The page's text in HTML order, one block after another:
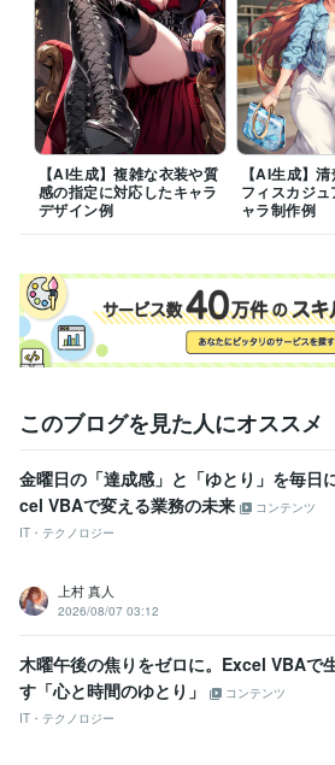
資格・検定
情報処理技術者（応用情報技術者） 取得年
G検定（ジェネラリスト検定） 取得年 :
情報セキュリティマネジメント 取得年 :
プログラミング言語・フレームワーク
VBA:14年C:10年
ビジネス・クリエイティブツール
Excel:13年
その他ツール
NovelAI:0年
得意分野
IT相談・システム開発 VBA・RPA・Excel
イラスト作成・漫画制作 AIイラスト キャ
個人 エンタメ・ホビー ゲーム 出版・メデ
学歴
栃木県立足利商業高等学校 1995年3月 ~
【AI生成】複雑な衣装や質
感の指定に対応したキャラ
デザイン例
【AI生成】
フィスカジ
ャラ制作例
このブログを見た人にオススメ
金曜日の「達成感」と「ゆとり」を毎日
cel VBAで変える業務の未来
コンテンツ
IT・テクノロジー
上村 真人
2026/08/07 03:12
木曜午後の焦りをゼロに。Excel VBAで
す「心と時間のゆとり」
コンテンツ
IT・テクノロジー